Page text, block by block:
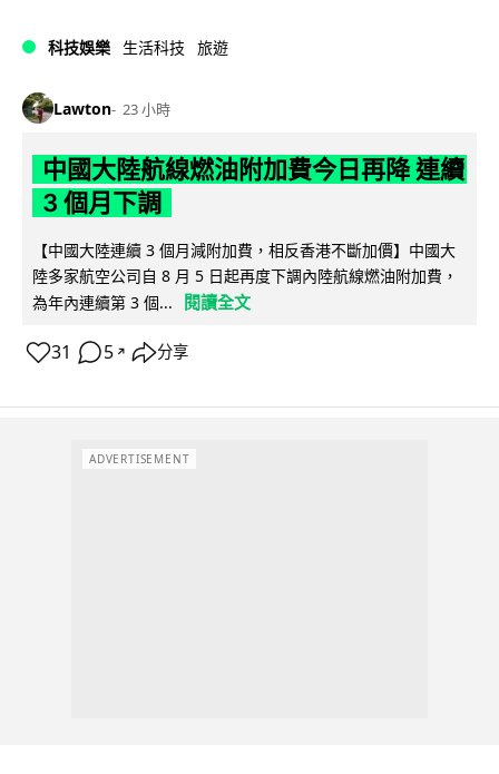
科技娛樂 生活科技 旅遊
Lawton 23 小時
中國大陸航線燃油附加費今日再降 連續
3 個月下調
【中國大陸連續 3 個月減附加費，相反香港不斷加價】中國大
陸多家航空公司自 8 月 5 日起再度下調內陸航線燃油附加費，
為年內連續第 3 個...
閱讀全文
31 5 ↗ 分享
ADVERTISEMENT